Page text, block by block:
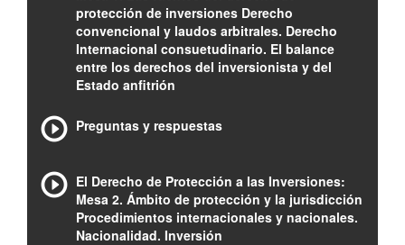
protección de inversiones Derecho
convencional y laudos arbitrales. Derecho
Internacional consuetudinario. El balance
entre los derechos del inversionista y del
Estado anfitrión
Preguntas y respuestas
El Derecho de Protección a las Inversiones:
Mesa 2. Ámbito de protección y la jurisdicción
Procedimientos internacionales y nacionales.
Nacionalidad. Inversión